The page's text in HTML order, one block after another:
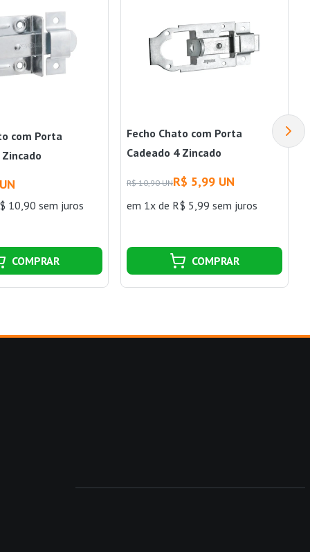
com Porta
10,90 sem juros
COMPRAR
Fecho Chato com Porta
Cadeado 4 Zincado
R$ 10,90 UNR$ 5,99 UN
em 1x de R$ 5,99 sem juros
COMPRAR